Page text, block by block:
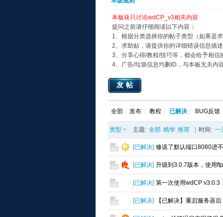
本板块只讨论wdCP_v3相关内容
提问之前请仔细阅读以下内容：
1、根据分类选择你的帖子类型（如果是
2、求助贴，请提供你的详细错误信息描
3、分享心得/教程/技巧等，都会给予相信
4、广告/垃圾信息均删ID，与本板无关内
发帖
全部 发布 教程 已解决 BUG反馈
类型 主题: 全部 精华 推荐 时间: 一
[已解决] 修该了默认端口8080进
[已解决] 升级到3.0.7版本，使用
[已解决] 第一次使用wdCP v3.0.3
[已解决] 【已解决】重启服务器